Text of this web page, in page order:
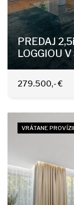
PREDAJ
LOGGIOU
Jadrová 13,
279.500,- €
VRÁTANE